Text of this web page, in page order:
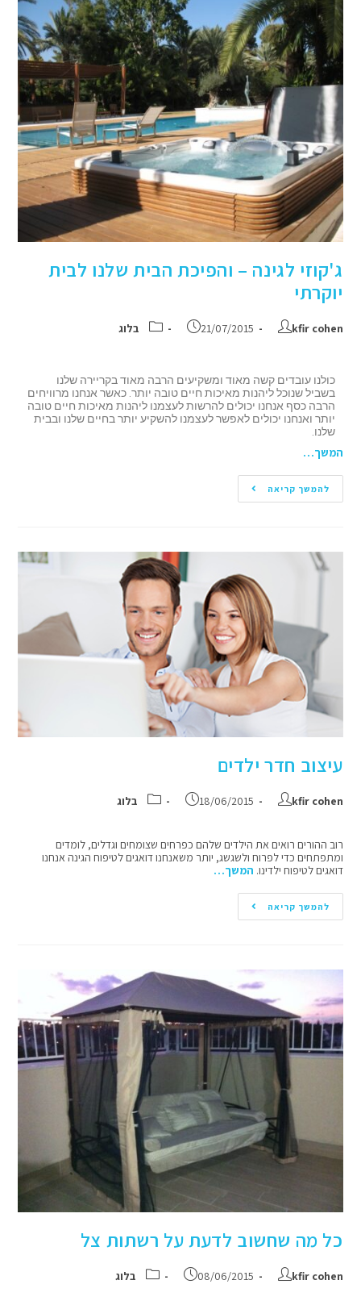
ג'קוזי לגינה – והפיכת הבית שלנו לבית
יוקרתי
kfir cohen
21/07/2015 בלוג
כולנו עובדים קשה מאוד ומשקיעים הרבה מאוד בקריירה שלנו
בשביל שנוכל ליהנות מאיכות חיים טובה יותר. כאשר אנחנו מרוויחים
הרבה כסף אנחנו יכולים להרשות לעצמנו ליהנות מאיכות חיים טובה
יותר ואנחנו יכולים לאפשר לעצמנו להשקיע יותר בחיים שלנו ובבית
שלנו.
המשך…
להמשך קריאה
עיצוב חדר ילדים
kfir cohen
18/06/2015 בלוג
רוב ההורים רואים את הילדים שלהם כפרחים שצומחים וגדלים, לומדים
ומתפתחים כדי לפרוח ולשגשג, יותר משאנחנו דואגים לטיפוח הגינה אנחנו
דואגים לטיפוח ילדינו. המשך…
להמשך קריאה
כל מה שחשוב לדעת על רשתות צל
kfir cohen
08/06/2015 בלוג